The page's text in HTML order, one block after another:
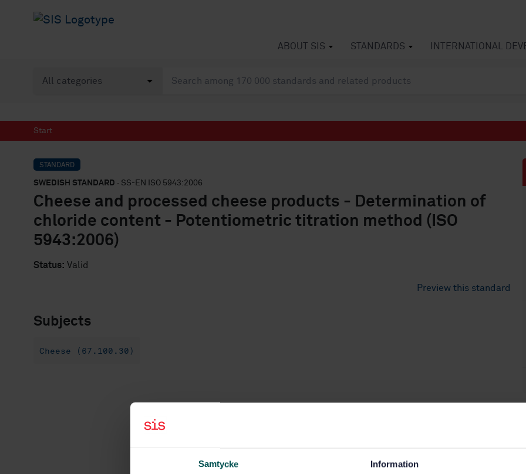
Samtycke Information
ABOUT SIS STANDARDS INTERNATIONAL
Start
STANDARD
SWEDISH STANDARD · SS-EN ISO 5943:2006
Cheese and processed cheese products - Determination of
chloride content - Potentiometric titration method (ISO
5943:2006)
Status: Valid
Preview this standard
Subjects
Cheese (67.100.30)